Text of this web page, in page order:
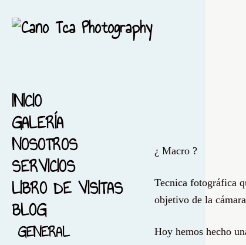
INICIO
GALERÍA
1-ACUARELA-BARCELONA
2-EL MAR...ACUARELA
3-ACUARELA FIESTA MAYOR
4-FONDO NEGRO
5-ACUARELIZANDO MI
NOSOTROS
SERVICIOS
LIBRO DE VISITAS
BLOG
GENERAL
¿ Macro ?
Tecnica fotográfica
objetivo de la
Hoy hemos hecho